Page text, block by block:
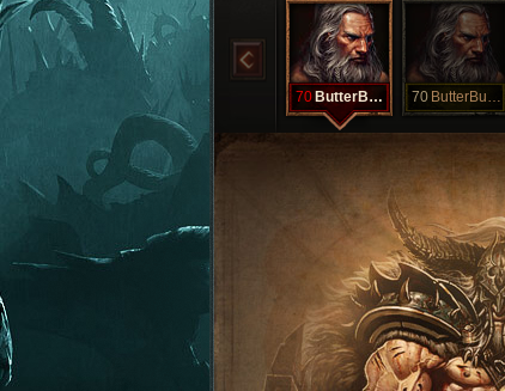
70 ButterButtBR 70 ButterButtBR